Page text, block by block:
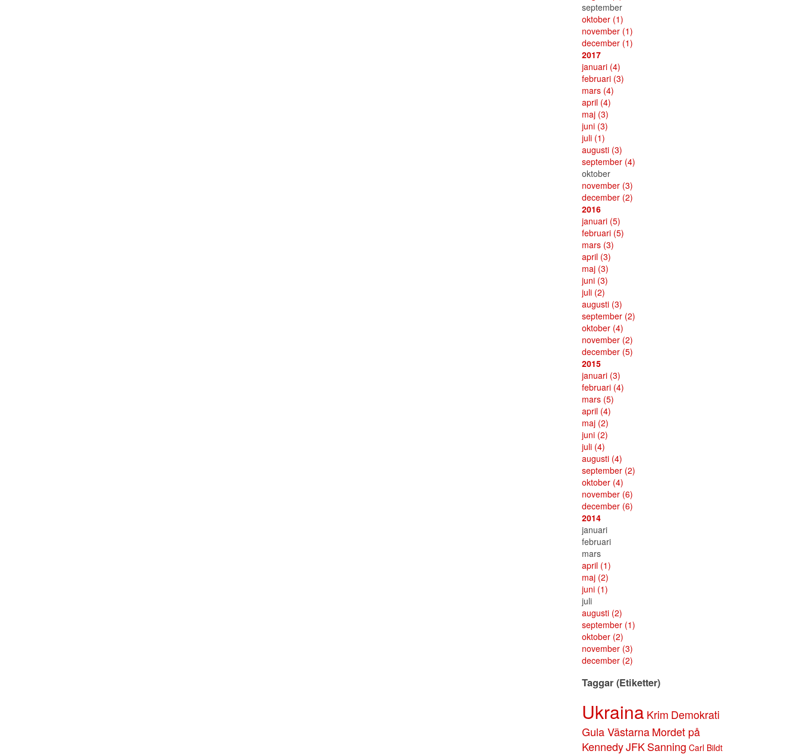
september
oktober (1)
november (1)
december (1)
2017
januari (4)
februari (3)
mars (4)
april (4)
maj (3)
juni (3)
juli (1)
augusti (3)
september (4)
oktober
november (3)
december (2)
2016
januari (5)
februari (5)
mars (3)
april (3)
maj (3)
juni (3)
juli (2)
augusti (3)
september (2)
oktober (4)
november (2)
december (5)
2015
januari (3)
februari (4)
mars (5)
april (4)
maj (2)
juni (2)
juli (4)
augusti (4)
september (2)
oktober (4)
november (6)
december (6)
2014
januari
februari
mars
april (1)
maj (2)
juni (1)
juli
augusti (2)
september (1)
oktober (2)
november (3)
december (2)
Taggar (Etiketter)
Ukraina Krim Demokrati
Gula Västarna Mordet på
KennedyJFK Sanning Carl Bildt